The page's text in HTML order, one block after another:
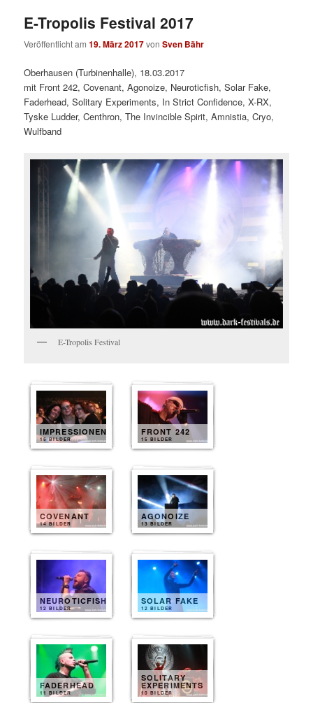
E-Tropolis Festival 2017
Veröffentlicht am19. März 2017vonSven Bähr
Oberhausen (Turbinenhalle), 18.03.2017
mit Front 242, Covenant, Agonoize, Neuroticfish, Solar Fake,
Faderhead, Solitary Experiments, In Strict Confidence, X-RX,
Tyske Ludder, Centhron, The Invincible Spirit, Amnistia, Cryo,
Wulfband
E-Tropolis Festival
IMPRESSIONEN
15 BILDER
FRONT 242
15 BILDER
COVENANT
14 BILDER
AGONOIZE
13 BILDER
NEUROTICFISH
12 BILDER
SOLAR FAKE
12 BILDER
FADERHEAD
11 BILDER
SOLITARY
EXPERIMENTS
10 BILDER